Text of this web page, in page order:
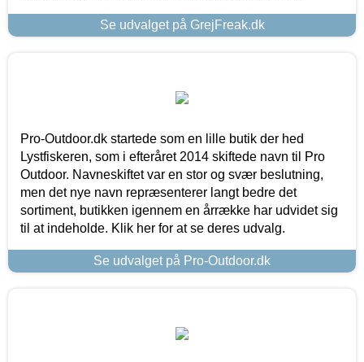
Se udvalget på GrejFreak.dk
Pro-Outdoor.dk startede som en lille butik der hed
Lystfiskeren, som i efteråret 2014 skiftede navn til Pro
Outdoor. Navneskiftet var en stor og svær beslutning,
men det nye navn repræsenterer langt bedre det
sortiment, butikken igennem en årrække har udvidet sig
til at indeholde. Klik her for at se deres udvalg.
Se udvalget på Pro-Outdoor.dk